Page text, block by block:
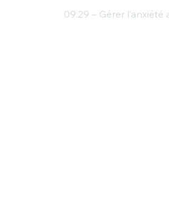
09:29 – Gérer l’anxiété